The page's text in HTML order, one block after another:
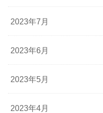
2023年7月
2023年6月
2023年5月
2023年4月